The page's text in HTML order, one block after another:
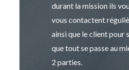
durant la mission ils
vous contactent
ainsi que le client pour
que tout se passe au
2 parties.